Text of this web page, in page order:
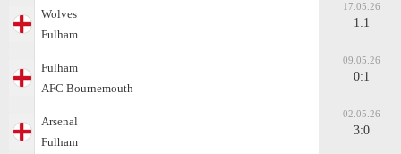
Wolves
Fulham
17.05.26
1:1
Fulham
AFC Bournemouth
09.05.26
0:1
Arsenal
Fulham
02.05.26
3:0